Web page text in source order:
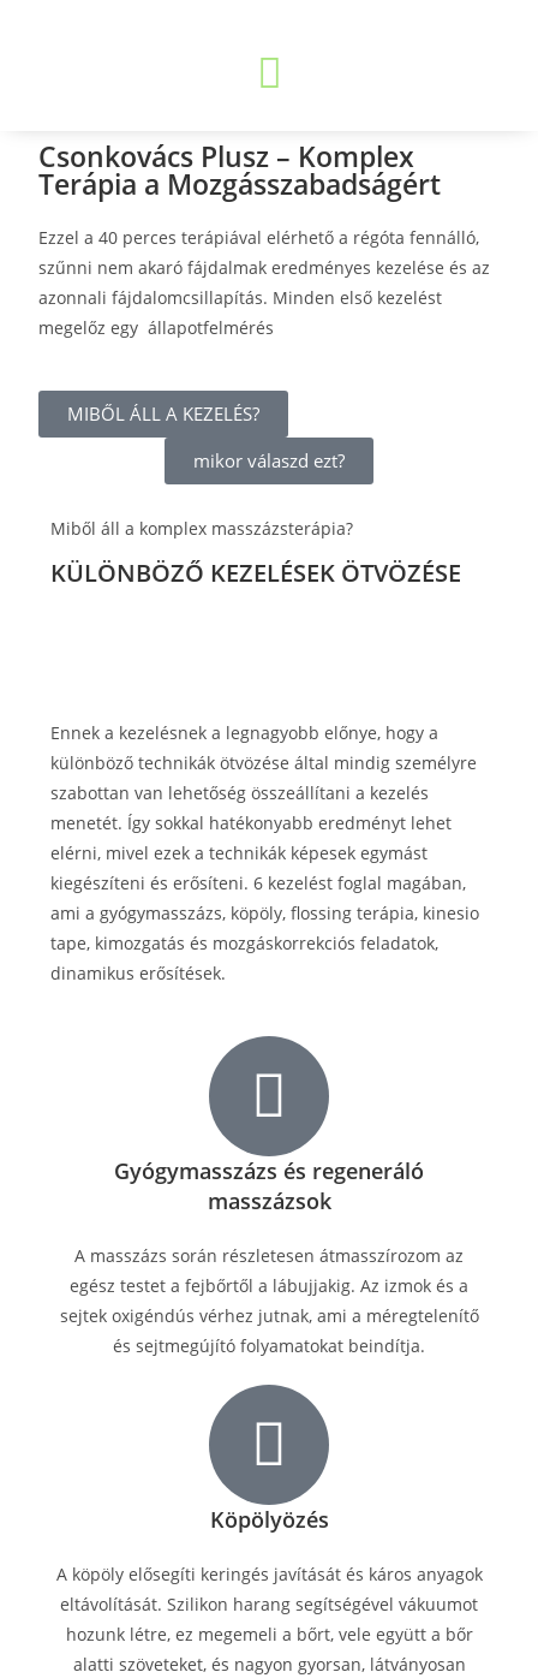
Csonkovács Plusz – Komplex
Terápia a Mozgásszabadságért
Ezzel a 40 perces terápiával elérhető a régóta fennálló,
szűnni nem akaró fájdalmak eredményes kezelése és az
azonnali fájdalomcsillapítás. Minden első kezelést
megelőz egy állapotfelmérés
MIBŐL ÁLL A KEZELÉS?
mikor válaszd ezt?
Miből áll a komplex masszázsterápia?
KÜLÖNBÖZŐ KEZELÉSEK ÖTVÖZÉSE
Ennek a kezelésnek a legnagyobb előnye, hogy a
különböző technikák ötvözése által mindig személyre
szabottan van lehetőség összeállítani a kezelés
menetét. Így sokkal hatékonyabb eredményt lehet
elérni, mivel ezek a technikák képesek egymást
kiegészíteni és erősíteni. 6 kezelést foglal magában,
ami a gyógymasszázs, köpöly, flossing terápia, kinesio
tape, kimozgatás és mozgáskorrekciós feladatok,
dinamikus erősítések.
Gyógymasszázs és regeneráló
masszázsok
A masszázs során részletesen átmasszírozom az
egész testet a fejbőrtől a lábujjakig. Az izmok és a
sejtek oxigéndús vérhez jutnak, ami a méregtelenítő
és sejtmegújító folyamatokat beindítja.
Köpölyözés
A köpöly elősegíti keringés javítását és káros anyagok
eltávolítását. Szilikon harang segítségével vákuumot
hozunk létre, ez megemeli a bőrt, vele együtt a bőr
alatti szöveteket, és nagyon gyorsan, látványosan